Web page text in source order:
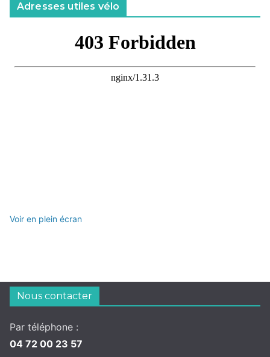
Adresses utiles vélo
Voir en plein écran
Nous contacter
Par téléphone :
04 72 00 23 57